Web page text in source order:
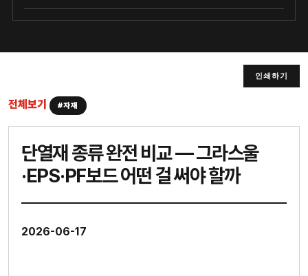
인쇄하기
전체보기 #자재
단열재 종류 완전 비교 — 그라스울
·EPS·PF보드 어떤 걸 써야 할까
2026-06-17